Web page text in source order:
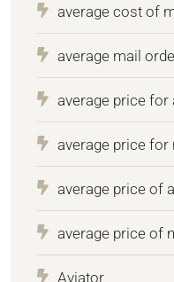
average cost of
average mail
average price for
average price for
average price of
average price of
Aviator